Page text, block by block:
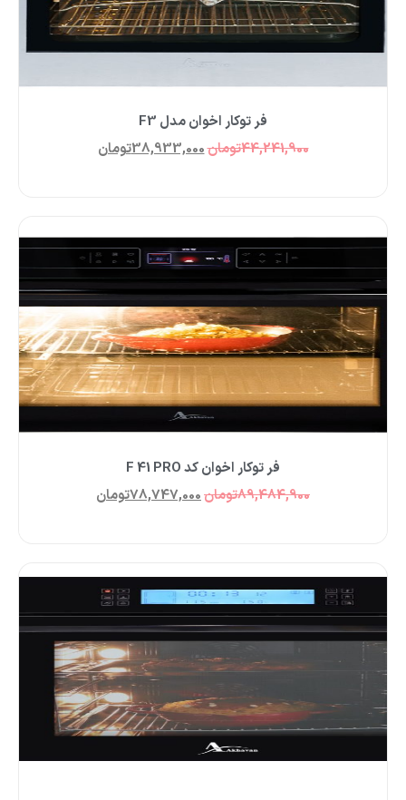
فر توکار اخوان مدل F3
44,241,900تومان38,933,000تومان
فر توکار اخوان کد F 41 PRO
89,484,900تومان78,747,000تومان